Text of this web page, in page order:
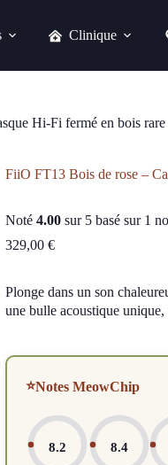
Clinique
Hi-Fi fermé en bois
FiiO FT13 Bois de rose –
Noté 4.00sur 5 basé sur 1
329,00 €
Plonge dans un son
une bulle acoustique
⭐Notes MeowChip
8.2 8.4